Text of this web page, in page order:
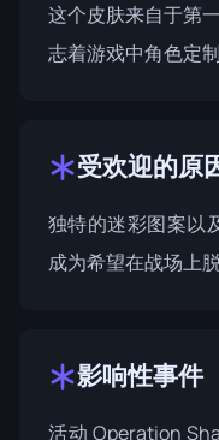
这个皮肤来自于第
志着游戏中角色定
受欢迎的原
独特的迷彩图案以
成为希望在战场上
影响性事件
活动Operation